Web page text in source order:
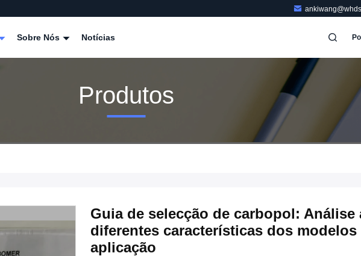
Sobre Nós Notícias
Produtos
Guia de selecção de carbopol: Análise
diferentes características dos modelos
aplicação